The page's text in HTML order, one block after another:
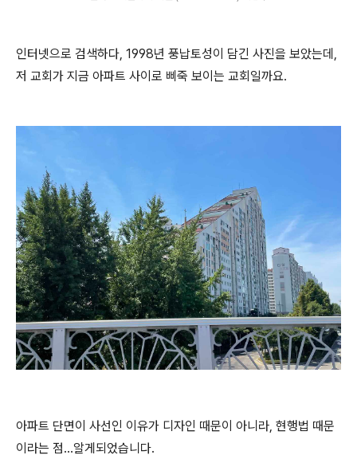
인터넷으로 검색하다, 1998년 풍납토성이 담긴 사진을 보았는데,
저 교회가 지금 아파트 사이로 삐죽 보이는 교회일까요.
아파트 단면이 사선인 이유가 디자인 때문이 아니라, 현행법 때문
이라는 점…알게되었습니다.